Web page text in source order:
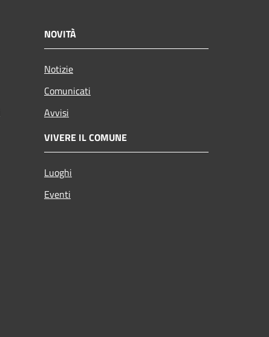
NOVITÀ
Notizie
Comunicati
Avvisi
VIVERE IL COMUNE
Luoghi
Eventi